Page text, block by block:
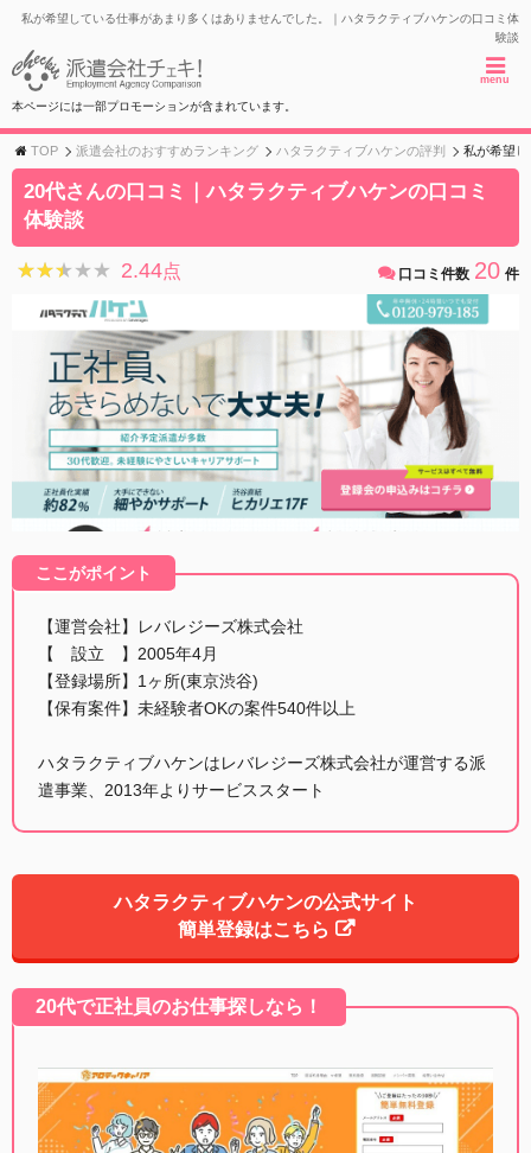
私が希望している仕事があまり多くはありませんでした。｜ハタラクティブハケンの口コミ体
験談
menu
本ページには一部プロモーションが含まれています。
TOP 派遣会社のおすすめランキング ハタラクティブハケンの評判 私が希望
20代さんの口コミ｜ハタラクティブハケンの口コミ
体験談
★★★★★
★★★★★ 2.44点 口コミ件数 20 件
ここがポイント
【運営会社】レバレジーズ株式会社
【 設立 】2005年4月
【登録場所】1ヶ所(東京渋谷)
【保有案件】未経験者OKの案件540件以上
ハタラクティブハケンはレバレジーズ株式会社が運営する派
遣事業、2013年よりサービススタート
ハタラクティブハケンの公式サイト
簡単登録はこちら
20代で正社員のお仕事探しなら！